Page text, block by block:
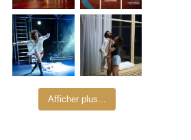
Afficher plus...